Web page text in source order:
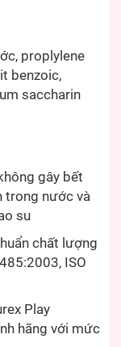
proplylene
benzoic,
saccharin
gây bết
trong nước và
su
chất lượng
ISO
Play
hãng với mức